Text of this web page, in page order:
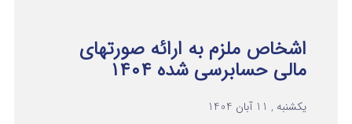
اشخاص ملزم به ارائه صورتهای
مالی حسابرسی شده ۱۴۰۴
یکشنبه , 11 آبان 1404